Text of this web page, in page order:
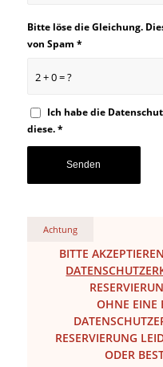
2 + 0 = ?
Bitte löse die Gleichung.
von Spam *
Ich habe die
diese.*
Achtung
BITTE
OHNE EINE
RESERVIERUNG
ODER